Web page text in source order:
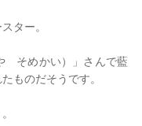
ター。
そめかい）」さんで藍
ものだそうです。